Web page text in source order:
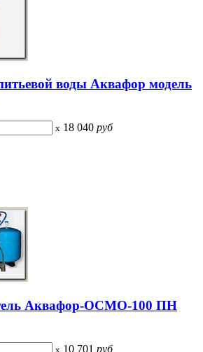
воды Аквафор модель
x 18 040 руб
Аквафор-ОСМО-100 ПН
x 10 701 руб